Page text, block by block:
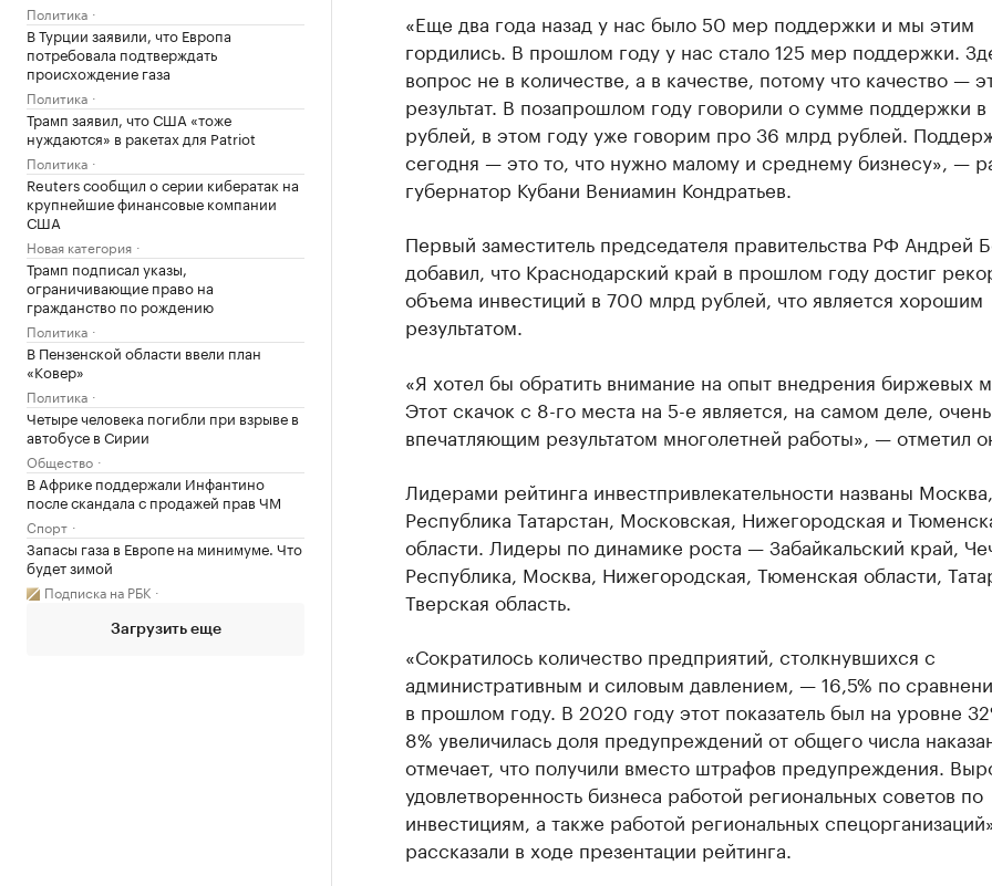
Политика
В Турции заявили, что Европа
потребовала подтверждать
происхождение газа
Политика
Трамп заявил, что США «тоже
нуждаются» в ракетах для Patriot
Политика
Reuters сообщил о серии кибератак на
крупнейшие финансовые компании
США
Новая категория
Трамп подписал указы,
ограничивающие право на
гражданство по рождению
Политика
В Пензенской области ввели план
«Ковер»
Политика
Четыре человека погибли при взрыве в
автобусе в Сирии
Общество
В Африке поддержали Инфантино
после скандала с продажей прав ЧМ
Спорт
Запасы газа в Европе на минимуме. Что
будет зимой
Подписка на РБК
Загрузить еще
«Еще два года назад у нас было 50 мер поддержки и мы этим
гордились. В прошлом году у нас стало 125 мер поддержки.
вопрос не в количестве, а в качестве, потому что качество —
результат. В позапрошлом году говорили о сумме поддержки
рублей, в этом году уже говорим про 36 млрд рублей.
сегодня — это то, что нужно малому и среднему бизнесу», —
губернатор Кубани Вениамин Кондратьев.
Первый заместитель председателя правительства РФ Андрей
добавил, что Краснодарский край в прошлом году достиг
объема инвестиций в 700 млрд рублей, что является хорошим
результатом.
«Я хотел бы обратить внимание на опыт внедрения биржевых
Этот скачок с 8-го места на 5-е является, на самом деле, очень
впечатляющим результатом многолетней работы», — отметил
Лидерами рейтинга инвестпривлекательности названы Москва,
Республика Татарстан, Московская, Нижегородская и
области. Лидеры по динамике роста — Забайкальский край,
Республика, Москва, Нижегородская, Тюменская области,
Тверская область.
«Сократилось количество предприятий, столкнувшихся с
административным и силовым давлением, — 16,5% по
в прошлом году. В 2020 году этот показатель был на уровне
8% увеличилась доля предупреждений от общего числа
отмечает, что получили вместо штрафов предупреждения.
удовлетворенность бизнеса работой региональных советов по
инвестициям, а также работой региональных
рассказали в ходе презентации рейтинга.